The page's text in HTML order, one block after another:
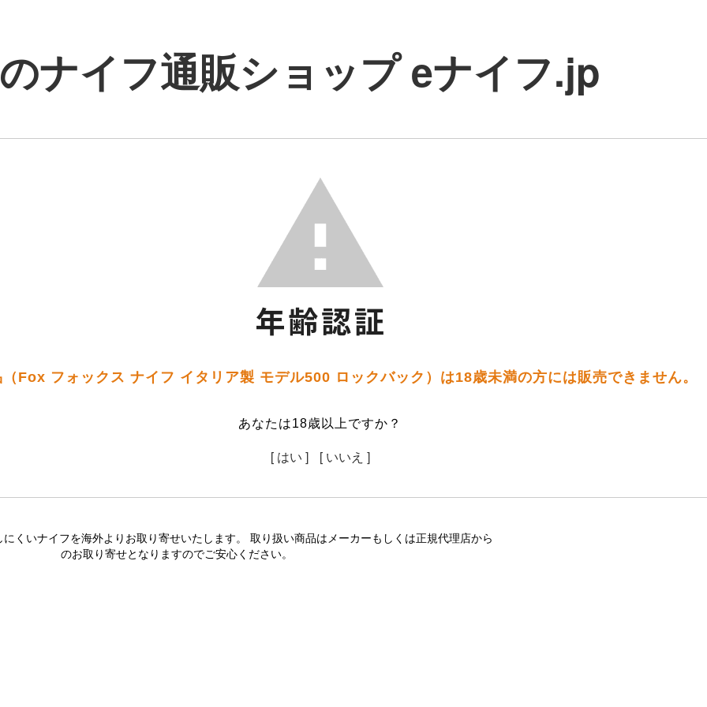
ナイフ通販ショップ eナイフ.jp
Fox フォックス ナイフ イタリア製 モデル500 ロックバック）は18歳未満の方には販売できません。
あなたは18歳以上ですか？
[ はい ] [ いいえ ]
くいナイフを海外よりお取り寄せいたします。 取り扱い商品はメーカーもしくは正規代理店から
のお取り寄せとなりますのでご安心ください。